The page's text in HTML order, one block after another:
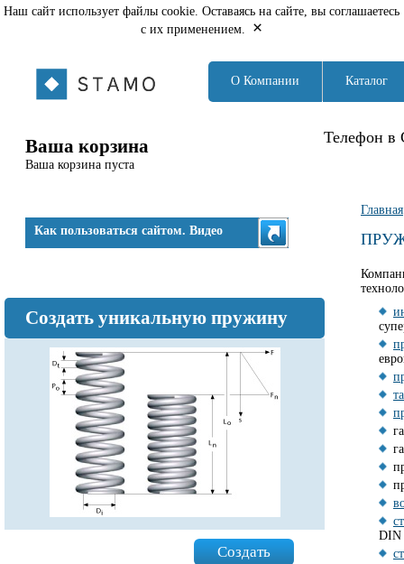
Наш сайт использует файлы cookie. Оставаясь на сайте, вы соглашаетесь
с их применением.
×
О Компании Каталог
Телефон в
Ваша корзина
Ваша корзина пуста
Как пользоваться сайтом. Видео
Создать уникальную пружину
Создать
Вы
Главная
DIN